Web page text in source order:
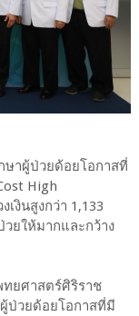
ษาผู้ป่วยด้อยโอกาสที่
High
เงินสูงกว่า 1,133
ยให้มากและกว้าง
ยศาสตร์ศิริราช
ป่วยด้อยโอกาสที่มี